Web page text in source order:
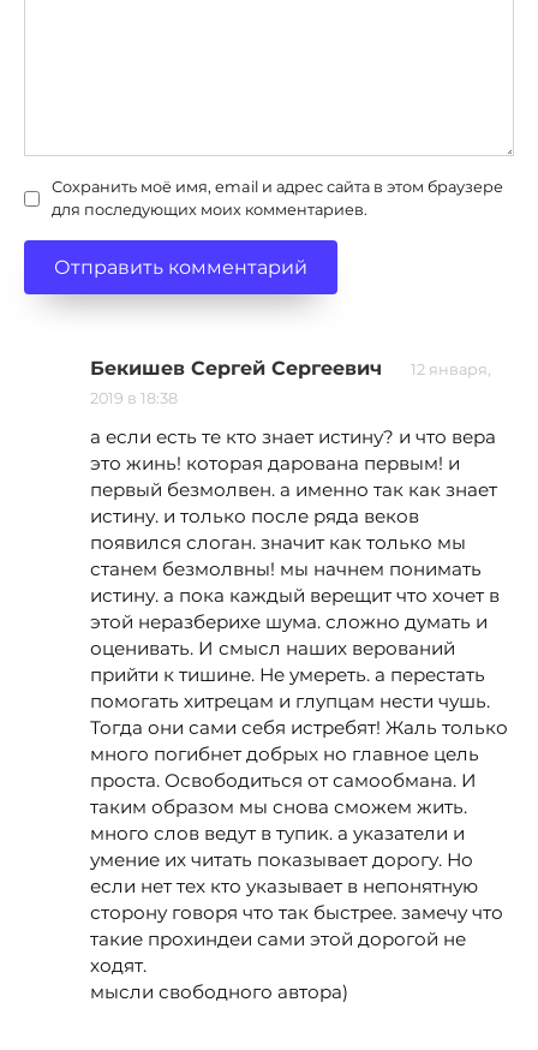
Сохранить моё имя, email и адрес сайта в этом браузере
для последующих моих комментариев.
Бекишев Сергей Сергеевич
12 января,
2019 в 18:38
а если есть те кто знает истину? и что вера
это жинь! которая дарована первым! и
первый безмолвен. а именно так как знает
истину. и только после ряда веков
появился слоган. значит как только мы
станем безмолвны! мы начнем понимать
истину. а пока каждый верещит что хочет в
этой неразберихе шума. сложно думать и
оценивать. И смысл наших верований
прийти к тишине. Не умереть. а перестать
помогать хитрецам и глупцам нести чушь.
Тогда они сами себя истребят! Жаль только
много погибнет добрых но главное цель
проста. Освободиться от самообмана. И
таким образом мы снова сможем жить.
много слов ведут в тупик. а указатели и
умение их читать показывает дорогу. Но
если нет тех кто указывает в непонятную
сторону говоря что так быстрее. замечу что
такие прохиндеи сами этой дорогой не
ходят.
мысли свободного автора)